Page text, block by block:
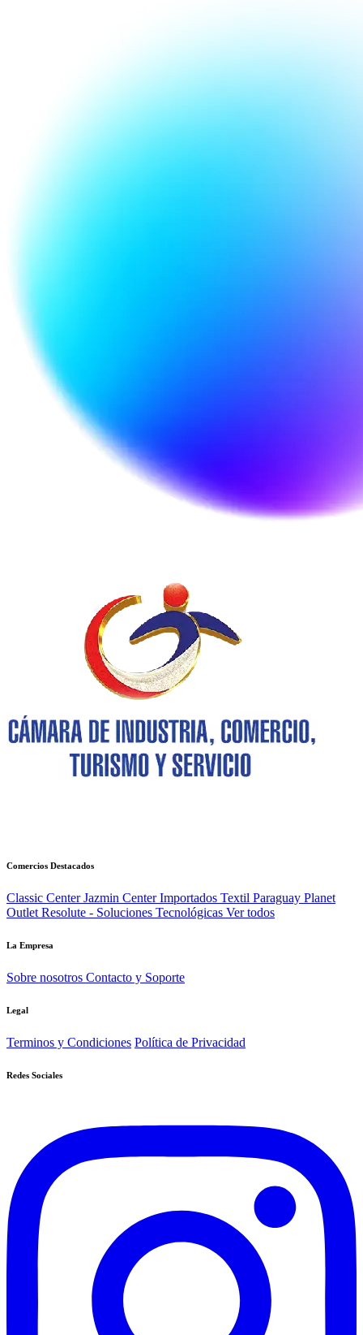
Comercios Destacados
Classic CenterJazmin Center Importados Textil Paraguay Planet
Outlet Resolute - Soluciones Tecnológicas Ver todos
La Empresa
Sobre nosotros Contacto y Soporte
Legal
Terminos y Condiciones Política de Privacidad
Redes Sociales